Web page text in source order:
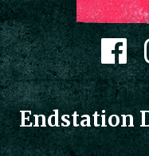
Endstation